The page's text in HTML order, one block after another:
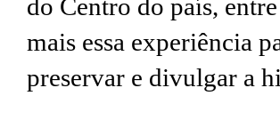
do Centro do país,
mais essa experiência
preservar e divulgar a